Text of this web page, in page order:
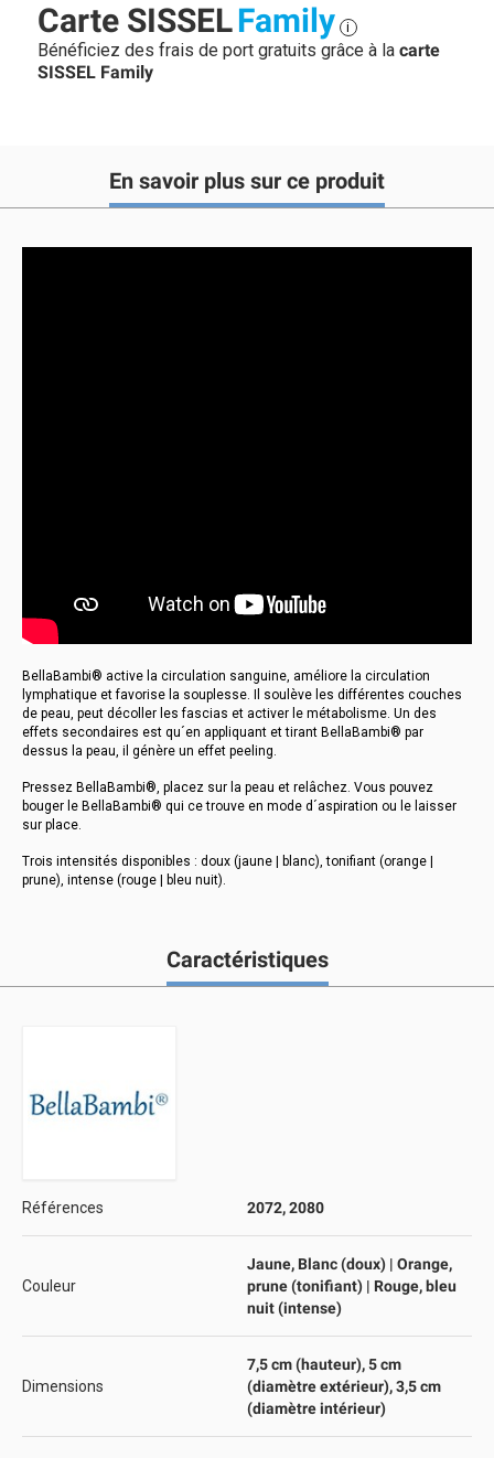
Carte SISSELFamily i
Bénéficiez des frais de port gratuits grâce à la carte
SISSEL Family
En savoir plus sur ce produit
BellaBambi® active la circulation sanguine, améliore la circulation
lymphatique et favorise la souplesse. Il soulève les différentes couches
de peau, peut décoller les fascias et activer le métabolisme. Un des
effets secondaires est qu´en appliquant et tirant BellaBambi® par
dessus la peau, il génère un effet peeling.
Pressez BellaBambi®, placez sur la peau et relâchez. Vous pouvez
bouger le BellaBambi® qui ce trouve en mode d´aspiration ou le laisser
sur place.
Trois intensités disponibles : doux (jaune | blanc), tonifiant (orange |
prune), intense (rouge | bleu nuit).
Caractéristiques
Références 2072, 2080
Couleur
Jaune, Blanc (doux) | Orange,
prune (tonifiant) | Rouge, bleu
nuit (intense)
Dimensions
7,5 cm (hauteur), 5 cm
(diamètre extérieur), 3,5 cm
(diamètre intérieur)